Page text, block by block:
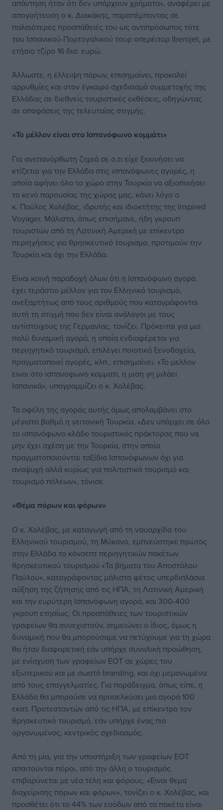
απάντηση ήταν ότι δεν υπάρχουν χρήματα», αναφέρει με
απογοήτευση ο κ. Διακάκης, παραπέμποντας σε
παλαιότερες προσπάθειές του ως αντιπρόσωπος τότε
του Ισπανικού-Πορτογαλικού τουρ οπερέιτορ Iberojet, με
ετήσιο τζίρο 16 δισ. ευρώ.
Άλλωστε, η έλλειψη πόρων, επισημαίνει, προκαλεί
αρρυθμίες και στον έγκαιρο σχεδιασμό συμμετοχής της
Ελλάδας σε διεθνείς τουριστικές εκθέσεις, οδηγώντας
σε αποφάσεις της τελευταίας στιγμής.
«Το μέλλον είναι στο Ισπανόφωνο κομμάτι»
Για ανεπανόρθωτη ζημιά σε ο,τι είχε ξεκινήσει να
κτίζεται για την Ελλάδα στις ισπανόφωνες αγορές, η
οποία αφήνει όλο το χώρο στην Τουρκία να αξιοποιήσει
το κενό παρουσίας της χώρας μας, κάνει λόγο ο
κ. Παύλος Χολέβας, ιδρυτής και ιδιοκτήτης της Inspired
Voyager. Μάλιστα, όπως επισήμανε, ήδη γκρουπ
τουριστών από τη Λατινική Αμερική με επίκεντρο
περιηγήσεις για θρησκευτικό τουρισμο, προτιμούν την
Τουρκία και όχι την Ελλάδα.
Είναι κοινή παραδοχή όλων ότι η Ισπανόφωνη αγορά
έχει τεράστιο μέλλον για τον Ελληνικό τουρισμό,
ανεξαρτήτως από τους αριθμούς που καταγράφονται
αυτή τη στιγμή που δεν είναι ανάλογοι με τους
αντίστοιχους της Γερμανίας, τονίζει. Πρόκειται για μια
πολύ δυναμική αγορά, η οποία ενδιαφέρεται για
περιηγητικό τουρισμό, επιλέγει ποιοτικά ξενοδοχεία,
πραγματοποιεί αγορές, κλπ., επισημαίνει. «Το μελλον
ειναι στο ισπανοφωνο κομματι, η μιση γη μιλάει
Ισπανικά», υπογραμμίζει ο κ. Χολέβας.
Τα οφέλη της αγοράς αυτής όμως απολαμβάνει στο
μέγιστο βαθμό η γειτονική Τουρκία. «Δεν υπάρχει σε όλο
το ισπανόφωνο κλάδο τουριστικός πράκτορας που να
μην έχει σχέση με την Τουρκία, στην οποία
πραγματοποιούνται ταξίδια Ισπανόφωνων όχι για
αναψυχή αλλά κυρίως για πολιτιστικό τουρισμό και
τουρισμό πόλεων», τόνισε.
«Θέμα πόρων και φόρων»
Ο κ. Χολέβας, με καταγωγή από τη ναυαρχίδα του
Ελληνικού τουρισμού, τη Μύκονο, εμπνεύστηκε πρώτος
στην Ελλάδα το κόνσεπτ περιηγητικών πακέτων
θρησκευτικού τουρισμού «Τα βήματα του Αποστόλου
Παύλου», καταγράφοντας μάλιστα φέτος υπερδιπλάσια
αύξηση της ζήτησης από τις ΗΠΑ, τη Λατινική Αμερική
και την ευρύτερη Ισπανόφωνη αγορά, και 300-400
γκρουπ ετησίως. Οι προσπάθειες των τουριστικών
γραφείων θα συνεχιστούν, σημειώνει ο ίδιος, όμως η
δυναμική που θα μπορούσαμε να πετύχουμε για τη χώρα
θα ήταν διαφορετική εάν υπήρχε συνολική προώθηση,
με ενίσχυση των γραφείων ΕΟΤ σε χώρες του
εξωτερικού και με σωστό branding, και όχι μεμονωμένα
από τους επαγγελματίες. Για παράδειγμα, όπως είπε, η
Ελλάδα θα μπορούσε να προσελκύσει μια αγορά 100
εκατ. Προτεσταντών από τις ΗΠΑ, με επίκεντρο τον
θρησκευτικό τουρισμό, εάν υπήρχε ένας πιο
οργανωμένος, κεντρικός σχεδιασμός.
Από τη μία, για την υποστήριξη των γραφείων ΕΟΤ
απαιτούνται πόροι, από την άλλη ο τουρισμός
επιβαρύνεται με νέα τέλη και φόρους. «Ειναι θεμα
διαχείρισης πόρων και φόρων», τονίζει ο κ. Χολέβας, και
προσθέτει ότι το 44% των εσόδων από τα πακέτα είναι